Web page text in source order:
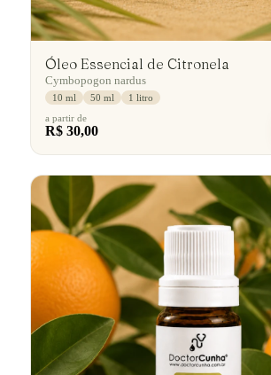
Óleo Essencial de Citronela
Cymbopogon nardus
10 ml 50 ml
1 litro
a partir de
R$ 30,00